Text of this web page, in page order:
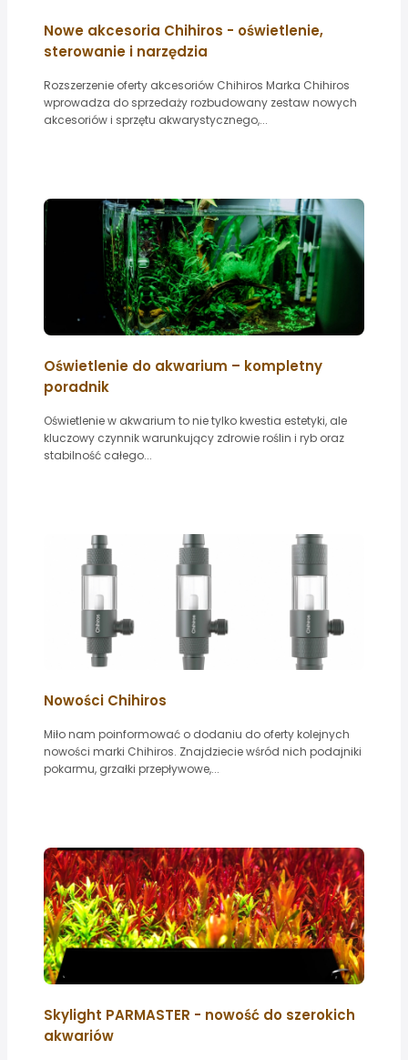
Nowe akcesoria Chihiros - oświetlenie,
sterowanie i narzędzia
Rozszerzenie oferty akcesoriów Chihiros Marka Chihiros
wprowadza do sprzedaży rozbudowany zestaw nowych
akcesoriów i sprzętu akwarystycznego,...
Oświetlenie do akwarium – kompletny
poradnik
Oświetlenie w akwarium to nie tylko kwestia estetyki, ale
kluczowy czynnik warunkujący zdrowie roślin i ryb oraz
stabilność całego...
Nowości Chihiros
Miło nam poinformować o dodaniu do oferty kolejnych
nowości marki Chihiros. Znajdziecie wśród nich podajniki
pokarmu, grzałki przepływowe,...
Skylight PARMASTER - nowość do szerokich
akwariów